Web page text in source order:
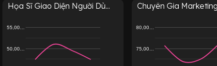
Họa Sĩ Giao Diện Người Dù...
50,00…
55,00…
Chuyên Gia
75,00…
80,00…